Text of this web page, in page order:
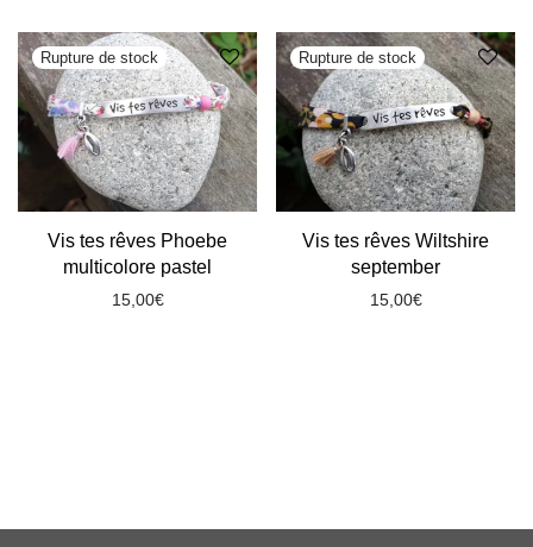
Vis tes rêves Phoebe
multicolore pastel
15,00€
Vis tes rêves Wiltshire
september
15,00€